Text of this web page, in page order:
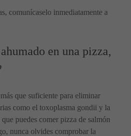
comunícaselo inmediatamente a
en una pizza,
que suficiente para eliminar
como el toxoplasma gondii y la
puedes comer pizza de salmón
nunca olvides comprobar la